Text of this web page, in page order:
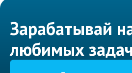
Зарабатывай
любимых